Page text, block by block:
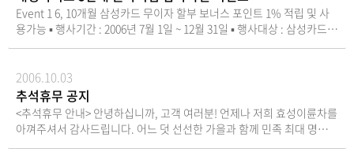
흐름에서 벗어나지 못했다. 국내 이륜차 시장이 1990
년대 중반 연간 등록대수 30만대를 정점으로 꺾이면
서 현재 약 10만대 수준까지 줄어든데다 외국산 브랜
드의 시장 점유율 확대로 타격을 입은 것이다.KR모터
대적인 체질 개선에 나섰다. 새로 선임된 정재경 대표
는 산업은행에서 경영정상화 및 M&A 업무를 다수 수
행하고, 이후 삼정KPMG 딜 어드바이저리 부문 전문
위원으로 활동한 재무·투자 분야 전문가다.KR모터스
는 신임 대표를 중심으로 중장기 전략을 마련하고, 내
주는 다리가 되길 기대한다”고 밝혔다.
영할 수 있도록 설계됐다. 일반형은 LG에너지솔루션
리튬이온 배터리가 탑재되며, 두 버전 모두 풀컬러 TF
T 계기판과 스마트키를 장착하여 편의성을 제공하며,
디스크 브레이크를 적용하여 안전하고 안정적인 제동
스 공식 웹사이트의 이루션 제품 설명 페이지에서 확
인할 수 있다. 환경부의 이번 보조금 정책은 주행거리
와 성능이 우수한 전기 이륜차에 대해 더욱 높은 지원
을 제공함으로써 소비자 부담을 크게 경감시키고, 전
기 이륜차 시장의 성장을 견인할 것으로 기대된다. 이
륜차 구매를 고려하는 소비자와 소상공인들은 이번 협
약을 통해 실질적인 혜택을 기대할 수 있을 것으로 보
인다.<© KR모터스 작성, 무단전재 및 재배포 금지>
Event 1 6, 10개월 삼성카드 무이자 할부 보너스 포인트 1% 적립 및 사
용가능 ▪ 행사기간 : 2006년 7월 1일 ~ 12월 31일 ▪ 행사대상 : 삼성카드
소지자 ▪ 할부원금 : 100만원 ~ 300만원까지 Event 2 250CC이상 구매고
및 내용 - 미라쥬650, 코멧650R : 등록세(3%) + 책임보험(출퇴근용 기준)
- 미라쥬250, 코멧250R : 책임보험(출퇴근용 기준) * 자세한 문의사항은
효성 대리점 및 판매점으로 문의 하세요. * http://www.hsmc.co.kr
2006.10.03
추석휴무 공지
<추석휴무 안내> 안녕하십니까, 고객 여러분! 언제나 저희 효성이륜차를
아껴주셔서 감사드립니다. 어느 덧 선선한 가을과 함께 민족 최대 명절인
추석이 다가왔습니다. 홈페이지를 찾아주시는 고객님들께서도 가족과